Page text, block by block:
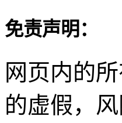
免责声明：
网页内的
的虚假，